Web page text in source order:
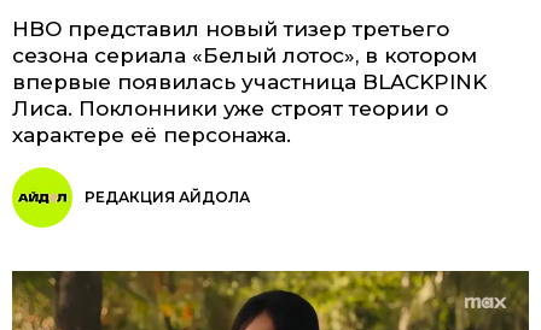
HBO представил новый тизер третьего
сезона сериала «Белый лотос», в котором
впервые появилась участница BLACKPINK
Лиса. Поклонники уже строят теории о
характере её персонажа.
РЕДАКЦИЯ АЙДОЛА